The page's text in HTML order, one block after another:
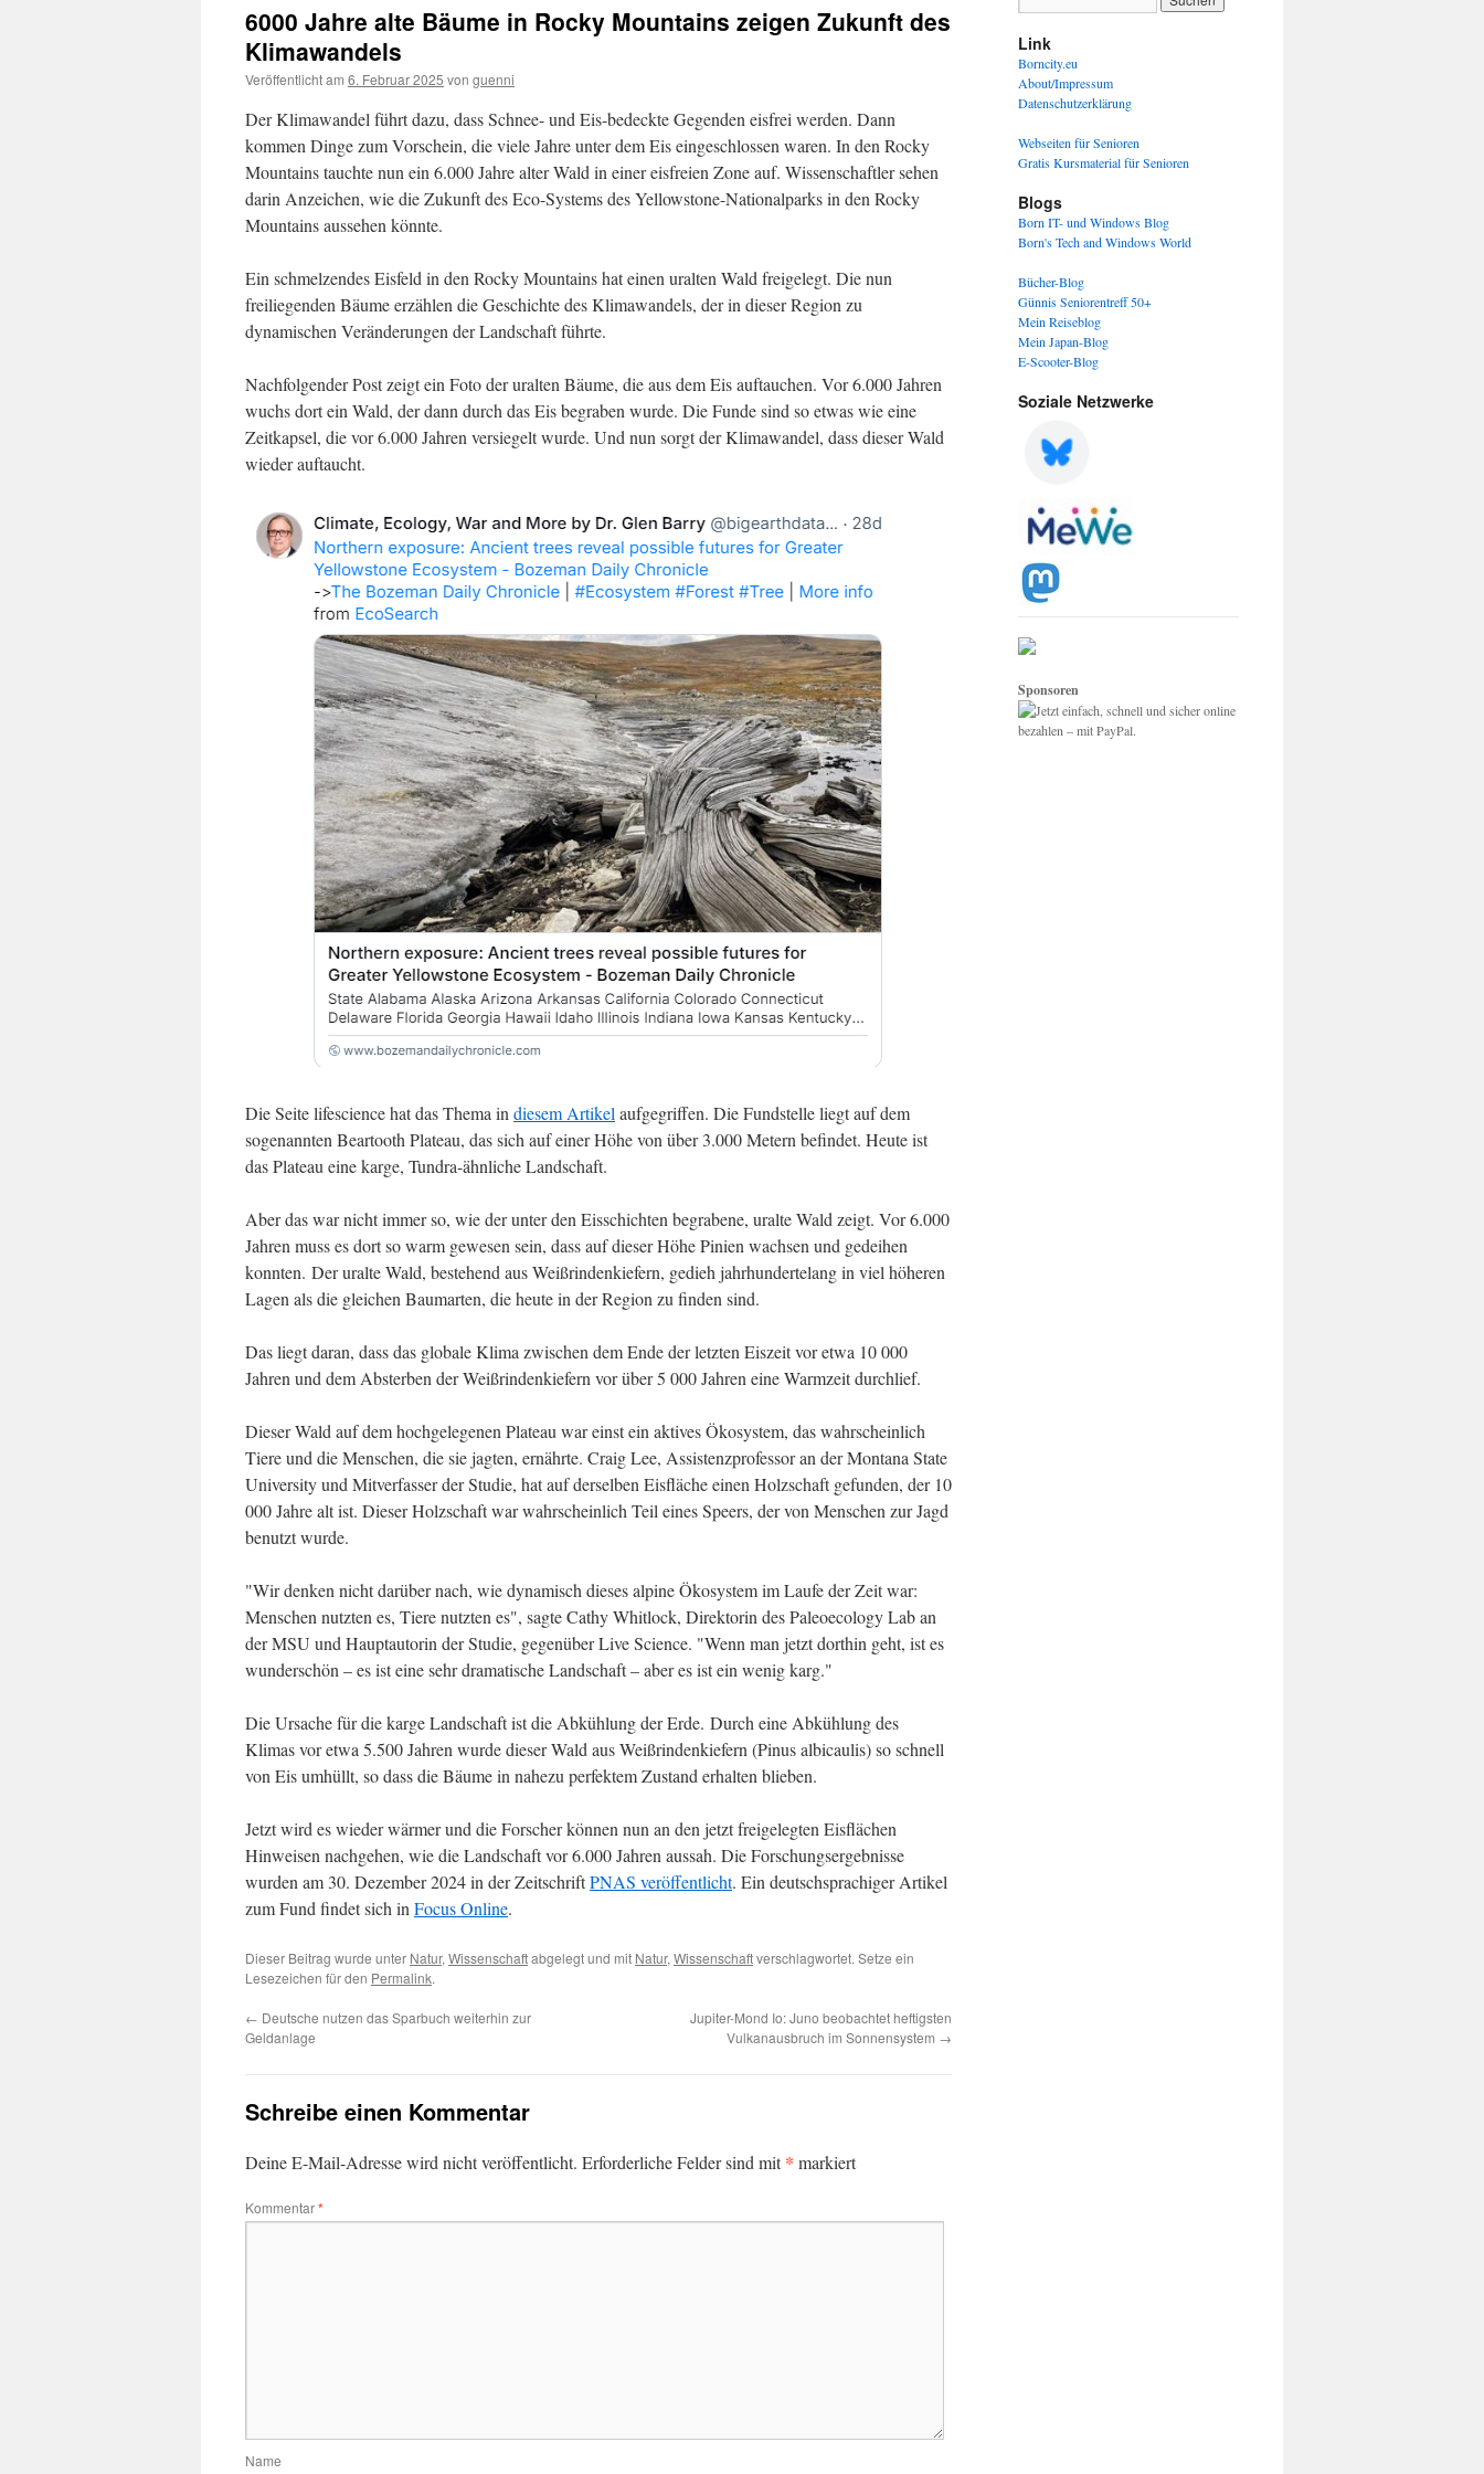
6000 Jahre alte Bäume in Rocky Mountains zeigen Zukunft des
Klimawandels
Veröffentlicht am 6. Februar 2025 von guenni
Der Klimawandel führt dazu, dass Schnee- und Eis-bedeckte Gegenden eisfrei werden. Dann
kommen Dinge zum Vorschein, die viele Jahre unter dem Eis eingeschlossen waren. In den Rocky
Mountains tauchte nun ein 6.000 Jahre alter Wald in einer eisfreien Zone auf. Wissenschaftler sehen
darin Anzeichen, wie die Zukunft des Eco-Systems des Yellowstone-Nationalparks in den Rocky
Mountains aussehen könnte.
Ein schmelzendes Eisfeld in den Rocky Mountains hat einen uralten Wald freigelegt. Die nun
freiliegenden Bäume erzählen die Geschichte des Klimawandels, der in dieser Region zu
dynamischen Veränderungen der Landschaft führte.
Nachfolgender Post zeigt ein Foto der uralten Bäume, die aus dem Eis auftauchen. Vor 6.000 Jahren
wuchs dort ein Wald, der dann durch das Eis begraben wurde. Die Funde sind so etwas wie eine
Zeitkapsel, die vor 6.000 Jahren versiegelt wurde. Und nun sorgt der Klimawandel, dass dieser Wald
wieder auftaucht.
Die Seite lifescience hat das Thema in diesem Artikel aufgegriffen. Die Fundstelle liegt auf dem
sogenannten Beartooth Plateau, das sich auf einer Höhe von über 3.000 Metern befindet. Heute ist
das Plateau eine karge, Tundra-ähnliche Landschaft.
Aber das war nicht immer so, wie der unter den Eisschichten begrabene, uralte Wald zeigt. Vor 6.000
Jahren muss es dort so warm gewesen sein, dass auf dieser Höhe Pinien wachsen und gedeihen
konnten. Der uralte Wald, bestehend aus Weißrindenkiefern, gedieh jahrhundertelang in viel höheren
Lagen als die gleichen Baumarten, die heute in der Region zu finden sind.
Das liegt daran, dass das globale Klima zwischen dem Ende der letzten Eiszeit vor etwa 10 000
Jahren und dem Absterben der Weißrindenkiefern vor über 5 000 Jahren eine Warmzeit durchlief.
Dieser Wald auf dem hochgelegenen Plateau war einst ein aktives Ökosystem, das wahrscheinlich
Tiere und die Menschen, die sie jagten, ernährte. Craig Lee, Assistenzprofessor an der Montana State
University und Mitverfasser der Studie, hat auf derselben Eisfläche einen Holzschaft gefunden, der 10
000 Jahre alt ist. Dieser Holzschaft war wahrscheinlich Teil eines Speers, der von Menschen zur Jagd
benutzt wurde.
"Wir denken nicht darüber nach, wie dynamisch dieses alpine Ökosystem im Laufe der Zeit war:
Menschen nutzten es, Tiere nutzten es", sagte Cathy Whitlock, Direktorin des Paleoecology Lab an
der MSU und Hauptautorin der Studie, gegenüber Live Science. "Wenn man jetzt dorthin geht, ist es
wunderschön – es ist eine sehr dramatische Landschaft – aber es ist ein wenig karg."
Die Ursache für die karge Landschaft ist die Abkühlung der Erde. Durch eine Abkühlung des
Klimas vor etwa 5.500 Jahren wurde dieser Wald aus Weißrindenkiefern (Pinus albicaulis) so schnell
von Eis umhüllt, so dass die Bäume in nahezu perfektem Zustand erhalten blieben.
Jetzt wird es wieder wärmer und die Forscher können nun an den jetzt freigelegten Eisflächen
Hinweisen nachgehen, wie die Landschaft vor 6.000 Jahren aussah. Die Forschungsergebnisse
wurden am 30. Dezember 2024 in der ZeitschriftPNAS veröffentlicht. Ein deutschsprachiger Artikel
zum Fund findet sich in Focus Online.
Dieser Beitrag wurde unter Natur, Wissenschaftabgelegt und mit Natur, Wissenschaftverschlagwortet. Setze ein
Lesezeichen für den Permalink.
← Deutsche nutzen das Sparbuch weiterhin zur
Geldanlage
Jupiter-Mond Io: Juno beobachtet heftigsten
Vulkanausbruch im Sonnensystem →
Schreibe einen Kommentar
Deine E-Mail-Adresse wird nicht veröffentlicht. Erforderliche Felder sind mit* markiert
Kommentar*
Name
Link
Borncity.eu
About/Impressum
Datenschutzerklärung
Webseiten für Senioren
Gratis Kursmaterial für Senioren
Blogs
Born IT- und Windows Blog
Born's Tech and Windows World
Bücher-Blog
Günnis Seniorentreff 50+
Mein Reiseblog
Mein Japan-Blog
E-Scooter-Blog
Soziale Netzwerke
Sponsoren